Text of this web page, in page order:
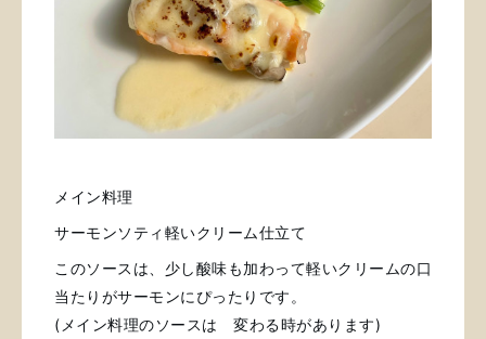
メイン料理
サーモンソティ 軽いクリーム仕立て
このソースは、少し酸味も加わって軽いクリームの口
当たりがサーモンにぴったりです。
(メイン料理のソースは 変わる時があります)